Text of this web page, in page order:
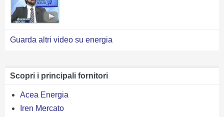
Guarda altri video su energia
Scopri i principali fornitori
Acea Energia
Iren Mercato